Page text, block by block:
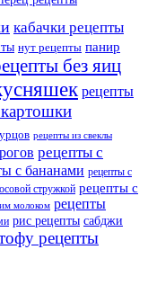
кабачки рецепты
нут рецепты панир
без яиц
рецепты
рецепты из свеклы
рецепты с
с бананами рецепты с
стружкой рецепты с
молоком рецепты
рис рецепты сабджи
рецепты